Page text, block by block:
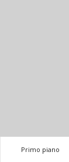
Primo piano